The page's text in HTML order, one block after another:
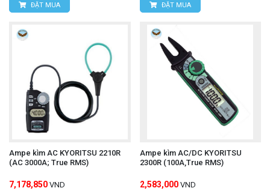
ĐẶT MUA ĐẶT MUA
Ampe kìm AC KYORITSU 2210R
(AC 3000A; True RMS)
7,178,850 VND
Ampe kìm AC/DC KYORITSU
2300R (100A,True RMS)
2,583,000 VND